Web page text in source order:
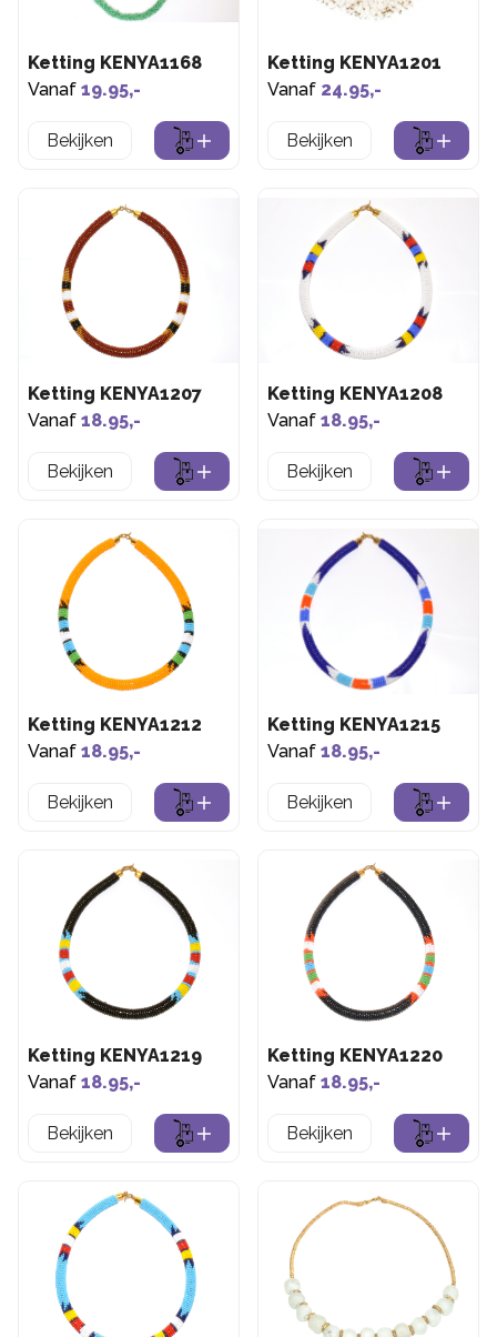
Ketting KENYA1168
Vanaf 19.95,-
Bekijken
Ketting KENYA1201
Vanaf 24.95,-
Bekijken
Ketting KENYA1207
Vanaf 18.95,-
Bekijken
Ketting KENYA1208
Vanaf 18.95,-
Bekijken
Ketting KENYA1212
Vanaf 18.95,-
Bekijken
Ketting KENYA1215
Vanaf 18.95,-
Bekijken
Ketting KENYA1219
Vanaf 18.95,-
Bekijken
Ketting KENYA1220
Vanaf 18.95,-
Bekijken